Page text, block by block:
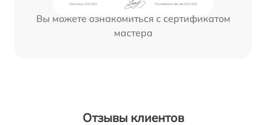
Вы можете ознакомиться с сертификатом
мастера
Отзывы клиентов